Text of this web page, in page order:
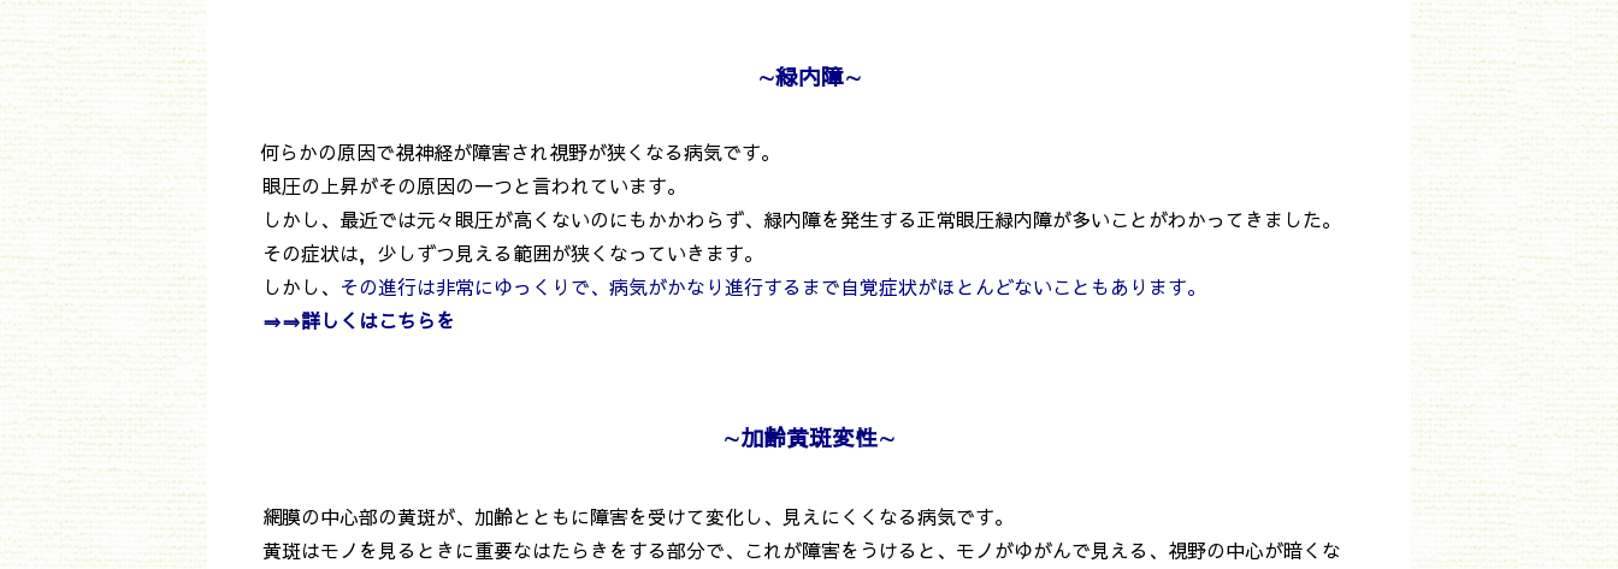
∼緑内障∼
何らかの原因で視神経が障害され視野が狭くなる病気です。
眼圧の上昇がその原因の一つと言われています。
しかし、最近では元々眼圧が高くないのにもかかわらず、緑内障を発生する正常眼圧緑内障が多いことがわかってきました。
その症状は，少しずつ見える範囲が狭くなっていきます。
しかし、 その進行は非常にゆっくりで、病気がかなり進行するまで自覚症状がほとんどないこともあります。
⇒⇒詳しくはこちらを
∼加齢黄斑変性∼
網膜の中心部の黄斑が、加齢とともに障害を受けて変化し、見えにくくなる病気です。
黄斑はモノを見るときに重要なはたらきをする部分で、これが障害をうけると、モノがゆがんで見える、視野の中心が暗くな